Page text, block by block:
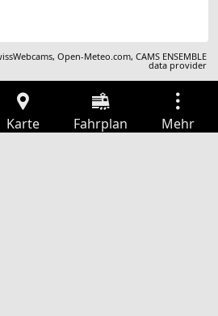
,Open-Meteo.com,CAMS ENSEMBLE
data provider
Karte Fahrplan Mehr